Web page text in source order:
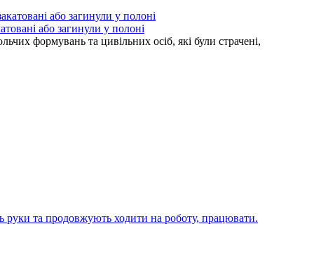
або загинули у полоні
формувань та цивільних осіб, які були страчені,
руки та продовжують ходити на роботу, працювати.